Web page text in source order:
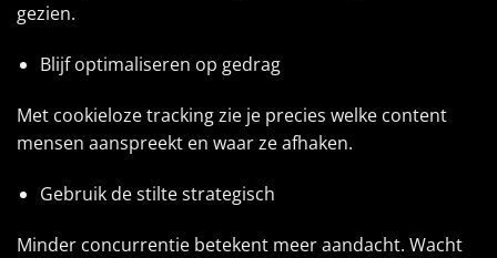
gezien.
Blijf optimaliseren op gedrag
Met cookieloze tracking zie je precies welke content
mensen aanspreekt en waar ze afhaken.
Gebruik de stilte strategisch
Minder concurrentie betekent meer aandacht. Wacht